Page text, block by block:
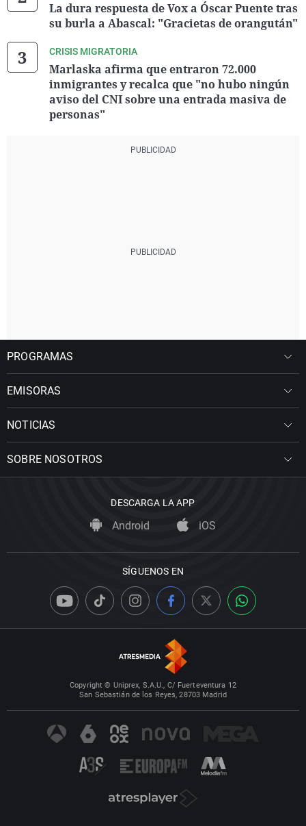
La dura respuesta de Vox a Óscar Puente tras
su burla a Abascal: "Gracietas de orangután"
CRISIS MIGRATORIA
Marlaska afirma que entraron 72.000
inmigrantes y recalca que "no hubo ningún
aviso del CNI sobre una entrada masiva de
personas"
PROGRAMAS
EMISORAS
NOTICIAS
SOBRE NOSOTROS
DESCARGA LA APP
Android iOS
SÍGUENOS EN
Copyright © Uniprex, S.A.U., C/ Fuerteventura 12
San Sebastián de los Reyes, 28703 Madrid